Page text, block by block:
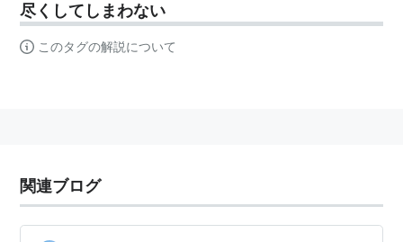
尽くしてしまわない
このタグの解説について
関連ブログ